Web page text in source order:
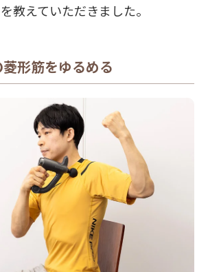
教えていただきました。
形筋をゆるめる